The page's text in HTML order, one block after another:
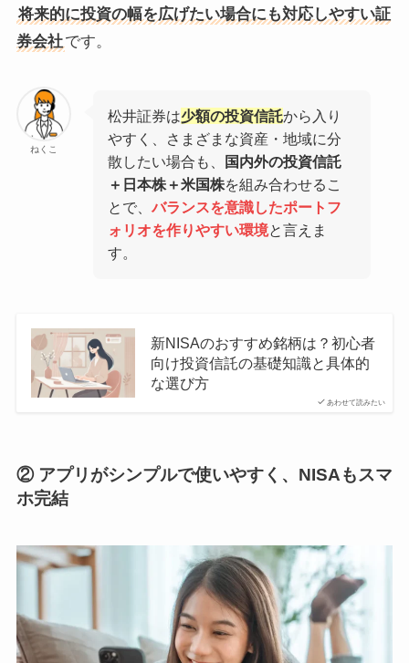
将来的に投資の幅を広げたい場合にも対応しやすい証
券会社です。
ねくこ
松井証券は少額の投資信託から入り
やすく、さまざまな資産・地域に分
散したい場合も、
国内外の投資信託
＋日本株＋米国株を組み合わせるこ
とで、バランスを意識したポートフ
ォリオを作りやすい環境と言えま
す。
あわせて読みたい
新NISAのおすすめ銘柄は？初心者
向け投資信託の基礎知識と具体的
な選び方
② アプリがシンプルで使いやすく、NISAもスマ
ホ完結